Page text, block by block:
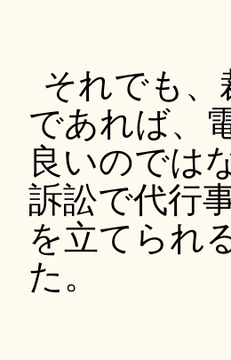
それでも、
であれば、
良いのでは
訴訟で代行
を立てられ
た。